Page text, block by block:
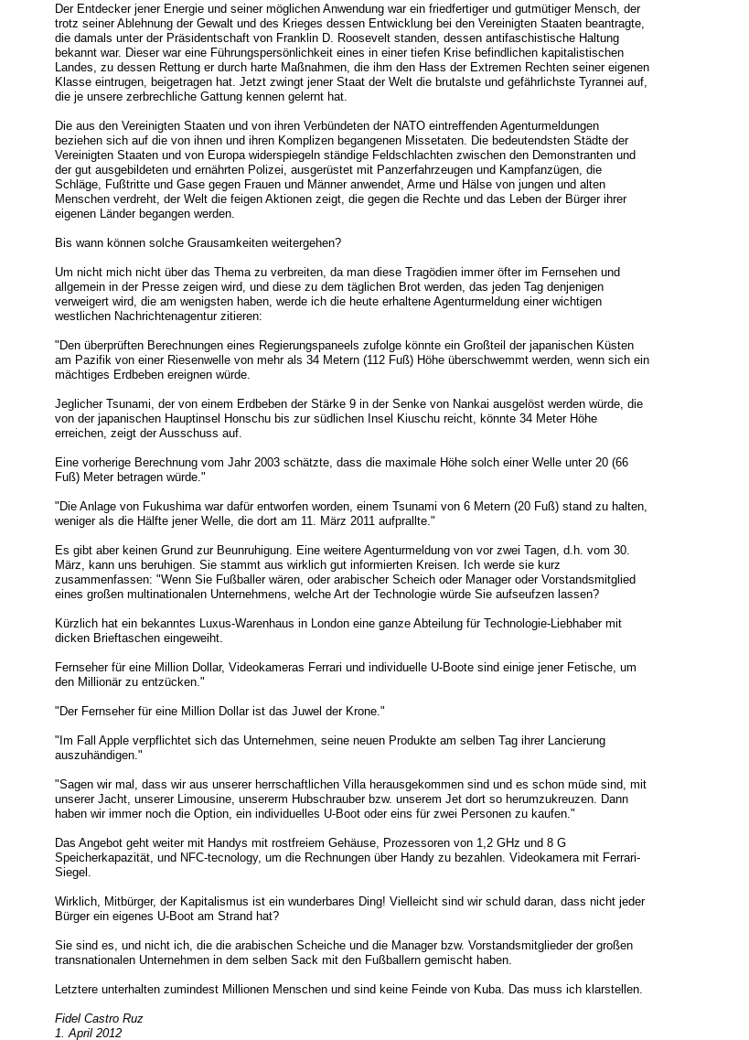
Der Entdecker jener Energie und seiner möglichen Anwendung war ein friedfertiger und gutmütiger Mensch, der
trotz seiner Ablehnung der Gewalt und des Krieges dessen Entwicklung bei den Vereinigten Staaten beantragte,
die damals unter der Präsidentschaft von Franklin D. Roosevelt standen, dessen antifaschistische Haltung
bekannt war. Dieser war eine Führungspersönlichkeit eines in einer tiefen Krise befindlichen kapitalistischen
Landes, zu dessen Rettung er durch harte Maßnahmen, die ihm den Hass der Extremen Rechten seiner eigenen
Klasse eintrugen, beigetragen hat. Jetzt zwingt jener Staat der Welt die brutalste und gefährlichste Tyrannei auf,
die je unsere zerbrechliche Gattung kennen gelernt hat.
Die aus den Vereinigten Staaten und von ihren Verbündeten der NATO eintreffenden Agenturmeldungen
beziehen sich auf die von ihnen und ihren Komplizen begangenen Missetaten. Die bedeutendsten Städte der
Vereinigten Staaten und von Europa widerspiegeln ständige Feldschlachten zwischen den Demonstranten und
der gut ausgebildeten und ernährten Polizei, ausgerüstet mit Panzerfahrzeugen und Kampfanzügen, die
Schläge, Fußtritte und Gase gegen Frauen und Männer anwendet, Arme und Hälse von jungen und alten
Menschen verdreht, der Welt die feigen Aktionen zeigt, die gegen die Rechte und das Leben der Bürger ihrer
eigenen Länder begangen werden.
Bis wann können solche Grausamkeiten weitergehen?
Um nicht mich nicht über das Thema zu verbreiten, da man diese Tragödien immer öfter im Fernsehen und
allgemein in der Presse zeigen wird, und diese zu dem täglichen Brot werden, das jeden Tag denjenigen
verweigert wird, die am wenigsten haben, werde ich die heute erhaltene Agenturmeldung einer wichtigen
westlichen Nachrichtenagentur zitieren:
"Den überprüften Berechnungen eines Regierungspaneels zufolge könnte ein Großteil der japanischen Küsten
am Pazifik von einer Riesenwelle von mehr als 34 Metern (112 Fuß) Höhe überschwemmt werden, wenn sich ein
mächtiges Erdbeben ereignen würde.
Jeglicher Tsunami, der von einem Erdbeben der Stärke 9 in der Senke von Nankai ausgelöst werden würde, die
von der japanischen Hauptinsel Honschu bis zur südlichen Insel Kiuschu reicht, könnte 34 Meter Höhe
erreichen, zeigt der Ausschuss auf.
Eine vorherige Berechnung vom Jahr 2003 schätzte, dass die maximale Höhe solch einer Welle unter 20 (66
Fuß) Meter betragen würde."
"Die Anlage von Fukushima war dafür entworfen worden, einem Tsunami von 6 Metern (20 Fuß) stand zu halten,
weniger als die Hälfte jener Welle, die dort am 11. März 2011 aufprallte."
Es gibt aber keinen Grund zur Beunruhigung. Eine weitere Agenturmeldung von vor zwei Tagen, d.h. vom 30.
März, kann uns beruhigen. Sie stammt aus wirklich gut informierten Kreisen. Ich werde sie kurz
zusammenfassen: "Wenn Sie Fußballer wären, oder arabischer Scheich oder Manager oder Vorstandsmitglied
eines großen multinationalen Unternehmens, welche Art der Technologie würde Sie aufseufzen lassen?
Kürzlich hat ein bekanntes Luxus-Warenhaus in London eine ganze Abteilung für Technologie-Liebhaber mit
dicken Brieftaschen eingeweiht.
Fernseher für eine Million Dollar, Videokameras Ferrari und individuelle U-Boote sind einige jener Fetische, um
den Millionär zu entzücken."
"Der Fernseher für eine Million Dollar ist das Juwel der Krone."
"Im Fall Apple verpflichtet sich das Unternehmen, seine neuen Produkte am selben Tag ihrer Lancierung
auszuhändigen."
"Sagen wir mal, dass wir aus unserer herrschaftlichen Villa herausgekommen sind und es schon müde sind, mit
unserer Jacht, unserer Limousine, unsererm Hubschrauber bzw. unserem Jet dort so herumzukreuzen. Dann
haben wir immer noch die Option, ein individuelles U-Boot oder eins für zwei Personen zu kaufen."
Das Angebot geht weiter mit Handys mit rostfreiem Gehäuse, Prozessoren von 1,2 GHz und 8 G
Speicherkapazität, und NFC-tecnology, um die Rechnungen über Handy zu bezahlen. Videokamera mit Ferrari-
Siegel.
Wirklich, Mitbürger, der Kapitalismus ist ein wunderbares Ding! Vielleicht sind wir schuld daran, dass nicht jeder
Bürger ein eigenes U-Boot am Strand hat?
Sie sind es, und nicht ich, die die arabischen Scheiche und die Manager bzw. Vorstandsmitglieder der großen
transnationalen Unternehmen in dem selben Sack mit den Fußballern gemischt haben.
Letztere unterhalten zumindest Millionen Menschen und sind keine Feinde von Kuba. Das muss ich klarstellen.
Fidel Castro Ruz
1. April 2012